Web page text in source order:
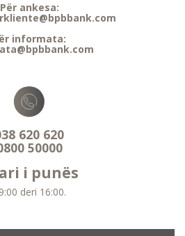
Për ankesa:
informata:
620 620
50000
i punës
deri 16:00.